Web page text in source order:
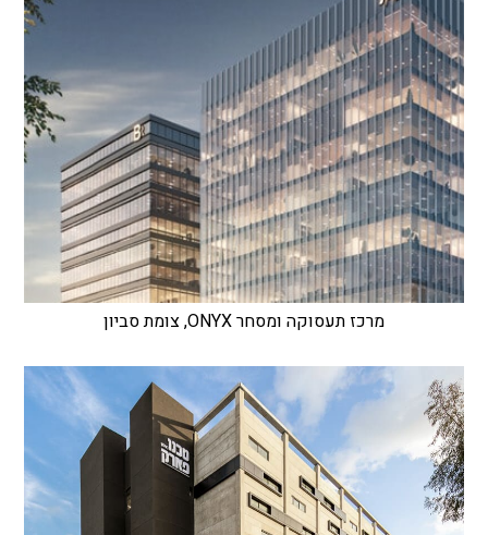
מרכז תעסוקה ומסחר ONYX, צומת סביון